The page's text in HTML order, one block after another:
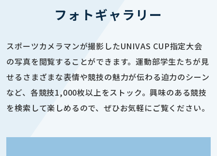
フォトギャラリー
スポーツカメラマンが撮影したUNIVAS CUP指定大会
の写真を閲覧することができます。運動部学生たちが見
せるさまざまな表情や競技の魅力が伝わる迫力のシーン
など、各競技1,000枚以上をストック。興味のある競技
を検索して楽しめるので、ぜひお気軽にご覧ください。